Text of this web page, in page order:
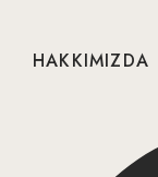
HAKKIMIZDA